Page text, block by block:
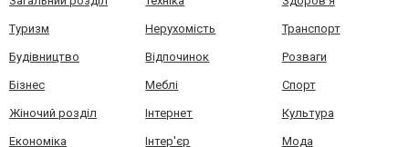
Туризм Нерухомість Транспорт
Будівництво Відпочинок Розваги
Бізнес Меблі Спорт
Жіночий розділ Інтернет Культура
Економіка Інтер'єр Мода